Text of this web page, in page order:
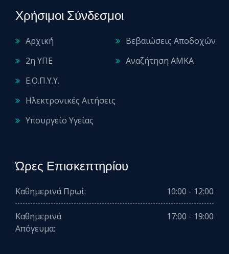
Χρήσιμοι Σύνδεσμοι
Αρχική
2η ΥΠΕ
Ε.Ο.Π.Υ.Υ.
Ηλεκτρονικές Αιτήσεις
Υπουργείο Υγείας
Βεβαιώσεις Αποδοχών
Αναζήτηση ΑΜΚΑ
Ώρες Επισκεπτηρίου
Καθημερινά Πρωί: 10:00 - 12:00
Καθημερινά
Απόγευμα:
17:00 - 19:00